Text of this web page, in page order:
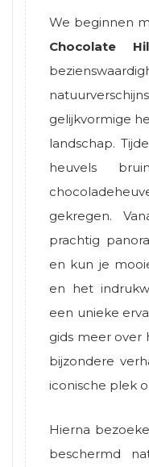
We beginnen
Chocolate
gelijkvormige
landschap.
heuvels
gekregen.
prachtig
en kun je
en het
een unieke
gids meer over
bijzondere
iconische plek
Hierna
beschermd